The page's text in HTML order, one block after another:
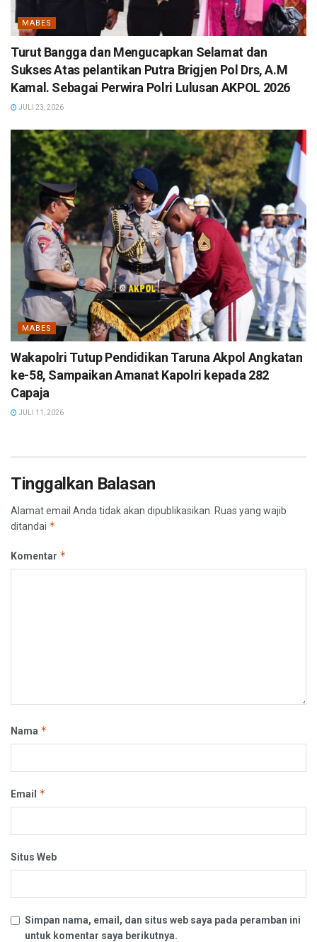
MABES
Turut Bangga dan Mengucapkan Selamat dan
Sukses Atas pelantikan Putra Brigjen Pol Drs, A.M
Kamal. Sebagai Perwira Polri Lulusan AKPOL 2026
JULI 23, 2026
MABES
Wakapolri Tutup Pendidikan Taruna Akpol Angkatan
ke-58, Sampaikan Amanat Kapolri kepada 282
Capaja
JULI 11, 2026
Tinggalkan Balasan
Alamat email Anda tidak akan dipublikasikan. Ruas yang wajib
ditandai *
Komentar *
Nama *
Email *
Situs Web
Simpan nama, email, dan situs web saya pada peramban ini
untuk komentar saya berikutnya.